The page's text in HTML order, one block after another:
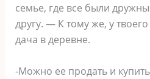
семье, где все были
другу. — К тому же, у
дача в деревне.
-Можно ее продать и